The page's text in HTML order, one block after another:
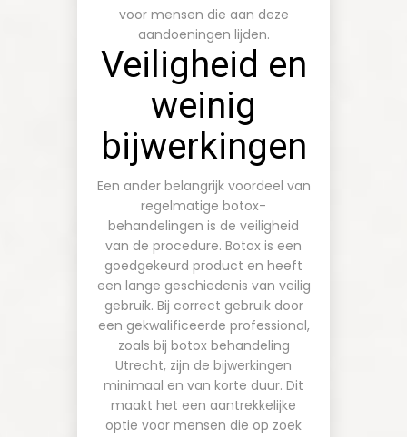
voor mensen die aan deze
aandoeningen lijden.
Veiligheid en
weinig
bijwerkingen
Een ander belangrijk voordeel van
regelmatige botox-
behandelingen is de veiligheid
van de procedure. Botox is een
goedgekeurd product en heeft
een lange geschiedenis van veilig
gebruik. Bij correct gebruik door
een gekwalificeerde professional,
zoals bij botox behandeling
Utrecht, zijn de bijwerkingen
minimaal en van korte duur. Dit
maakt het een aantrekkelijke
optie voor mensen die op zoek